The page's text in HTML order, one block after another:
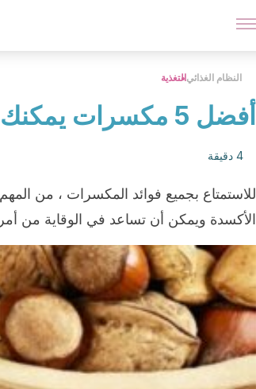
النظام الغذائيالتغذية
أفضل 5 مكسرات يمكنك تناولها
4 دقيقة
للاستمتاع بجميع فوائد المكسرات ، من
الأكسدة ويمكن أن تساعد في الوقاية من